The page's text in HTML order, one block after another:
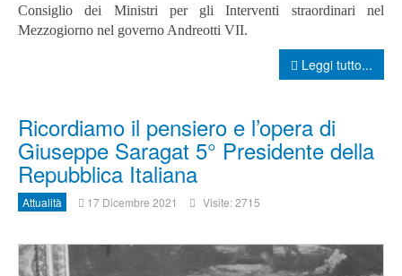
Consiglio dei Ministri per gli Interventi straordinari nel
Mezzogiorno nel governo Andreotti VII.
Leggi tutto...
Ricordiamo il pensiero e l’opera di
Giuseppe Saragat 5° Presidente della
Repubblica Italiana
Attualità 17 Dicembre 2021 Visite: 2715